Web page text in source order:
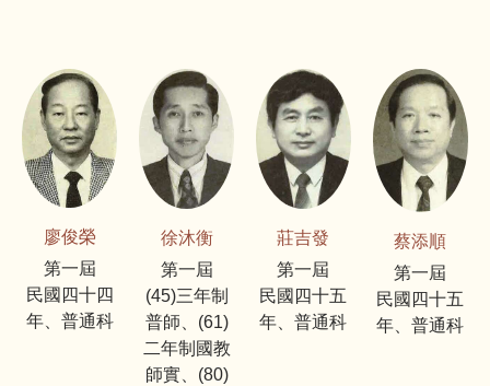
廖俊榮
第一屆
民國四十四
年、普通科
徐沐衡
第一屆
(45)三年制
普師、(61)
二年制國教
師實、(80)
莊吉發
第一屆
民國四十五
年、普通科
蔡添順
第一屆
民國四十五
年、普通科